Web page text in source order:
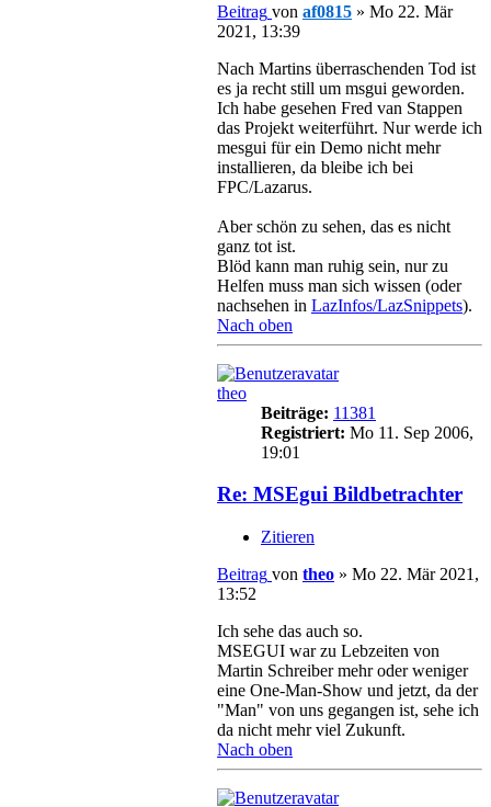
Beitrag von af0815 » Mo 22. Mär
2021, 13:39
Nach Martins überraschenden Tod ist
es ja recht still um msgui geworden.
Ich habe gesehen Fred van Stappen
das Projekt weiterführt. Nur werde ich
mesgui für ein Demo nicht mehr
installieren, da bleibe ich bei
FPC/Lazarus.
Aber schön zu sehen, das es nicht
ganz tot ist.
Blöd kann man ruhig sein, nur zu
Helfen muss man sich wissen (oder
nachsehen in LazInfos/LazSnippets).
Nach oben
theo
Beiträge: 11381
Registriert: Mo 11. Sep 2006,
19:01
Re: MSEgui Bildbetrachter
Zitieren
Beitrag von theo » Mo 22. Mär 2021,
13:52
Ich sehe das auch so.
MSEGUI war zu Lebzeiten von
Martin Schreiber mehr oder weniger
eine One-Man-Show und jetzt, da der
"Man" von uns gegangen ist, sehe ich
da nicht mehr viel Zukunft.
Nach oben